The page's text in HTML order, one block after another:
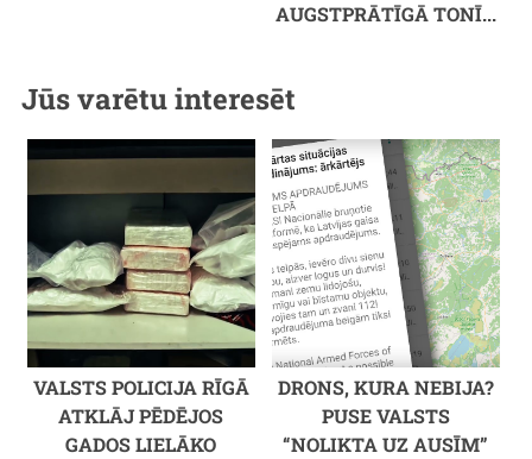
AUGSTPRĀTĪGĀ TONĪ...
Jūs varētu interesēt
VALSTS POLICIJA RĪGĀ
ATKLĀJ PĒDĒJOS
GADOS LIELĀKO
DRONS, KURA NEBIJA?
PUSE VALSTS
“NOLIKTA UZ AUSĪM”